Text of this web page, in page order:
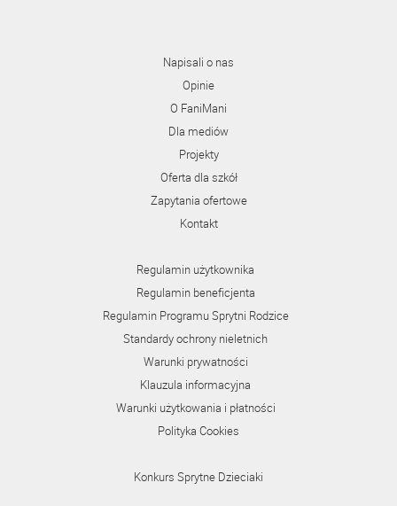
Napisali o nas
Opinie
O FaniMani
Dla mediów
Projekty
Oferta dla szkół
Zapytania ofertowe
Kontakt
Regulamin użytkownika
Regulamin beneficjenta
Regulamin Programu Sprytni Rodzice
Standardy ochrony nieletnich
Warunki prywatności
Klauzula informacyjna
Warunki użytkowania i płatności
Polityka Cookies
Konkurs Sprytne Dzieciaki